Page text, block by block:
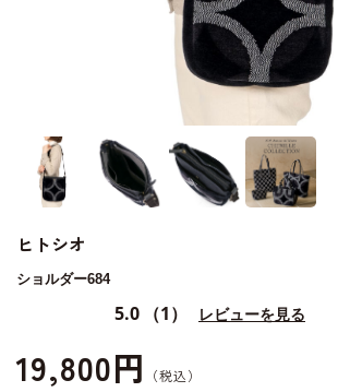
ヒトシオ
ショルダー684
5.0 （1） レビューを見る
19,800円